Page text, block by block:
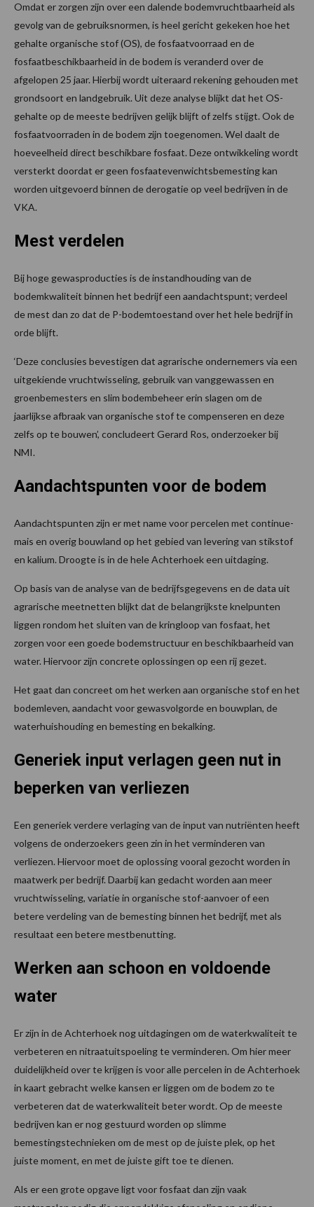
Omdat er zorgen zijn over een dalende bodemvruchtbaarheid als
gevolg van de gebruiksnormen, is heel gericht gekeken hoe het
gehalte organische stof (OS), de fosfaatvoorraad en de
fosfaatbeschikbaarheid in de bodem is veranderd over de
afgelopen 25 jaar. Hierbij wordt uiteraard rekening gehouden met
grondsoort en landgebruik. Uit deze analyse blijkt dat het OS-
gehalte op de meeste bedrijven gelijk blijft of zelfs stijgt. Ook de
fosfaatvoorraden in de bodem zijn toegenomen. Wel daalt de
hoeveelheid direct beschikbare fosfaat. Deze ontwikkeling wordt
versterkt doordat er geen fosfaatevenwichtsbemesting kan
worden uitgevoerd binnen de derogatie op veel bedrijven in de
VKA.
Mest verdelen
Bij hoge gewasproducties is de instandhouding van de
bodemkwaliteit binnen het bedrijf een aandachtspunt; verdeel
de mest dan zo dat de P-bodemtoestand over het hele bedrijf in
orde blijft.
‘Deze conclusies bevestigen dat agrarische ondernemers via een
uitgekiende vruchtwisseling, gebruik van vanggewassen en
groenbemesters en slim bodembeheer erin slagen om de
jaarlijkse afbraak van organische stof te compenseren en deze
zelfs op te bouwen’, concludeert Gerard Ros, onderzoeker bij
NMI.
Aandachtspunten voor de bodem
Aandachtspunten zijn er met name voor percelen met continue-
mais en overig bouwland op het gebied van levering van stikstof
en kalium. Droogte is in de hele Achterhoek een uitdaging.
Op basis van de analyse van de bedrijfsgegevens en de data uit
agrarische meetnetten blijkt dat de belangrijkste knelpunten
liggen rondom het sluiten van de kringloop van fosfaat, het
zorgen voor een goede bodemstructuur en beschikbaarheid van
water. Hiervoor zijn concrete oplossingen op een rij gezet.
Het gaat dan concreet om het werken aan organische stof en het
bodemleven, aandacht voor gewasvolgorde en bouwplan, de
waterhuishouding en bemesting en bekalking.
Generiek input verlagen geen nut in
beperken van verliezen
Een generiek verdere verlaging van de input van nutriënten heeft
volgens de onderzoekers geen zin in het verminderen van
verliezen. Hiervoor moet de oplossing vooral gezocht worden in
maatwerk per bedrijf. Daarbij kan gedacht worden aan meer
vruchtwisseling, variatie in organische stof-aanvoer of een
betere verdeling van de bemesting binnen het bedrijf, met als
resultaat een betere mestbenutting.
Werken aan schoon en voldoende
water
Er zijn in de Achterhoek nog uitdagingen om de waterkwaliteit te
verbeteren en nitraatuitspoeling te verminderen. Om hier meer
duidelijkheid over te krijgen is voor alle percelen in de Achterhoek
in kaart gebracht welke kansen er liggen om de bodem zo te
verbeteren dat de waterkwaliteit beter wordt. Op de meeste
bedrijven kan er nog gestuurd worden op slimme
bemestingstechnieken om de mest op de juiste plek, op het
juiste moment, en met de juiste gift toe te dienen.
Als er een grote opgave ligt voor fosfaat dan zijn vaak